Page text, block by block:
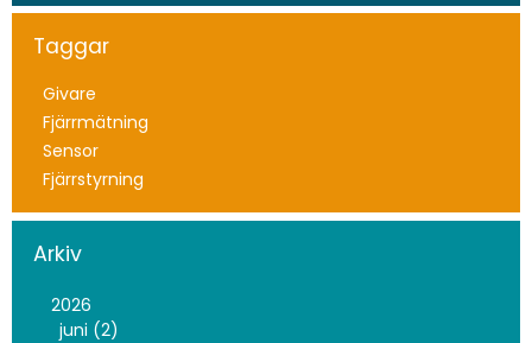
Taggar
Givare
Fjärrmätning
Sensor
Fjärrstyrning
Arkiv
2026
juni (2)